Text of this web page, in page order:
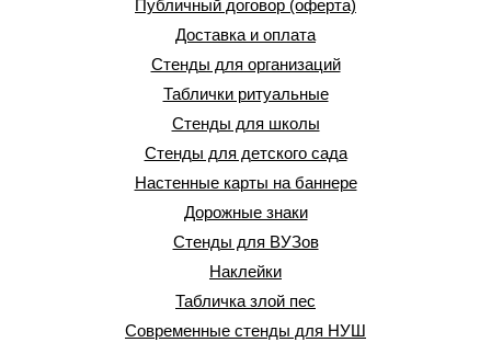
Публичный договор (оферта)
Доставка и оплата
Стенды для организаций
Таблички ритуальные
Стенды для школы
Стенды для детского сада
Настенные карты на баннере
Дорожные знаки
Стенды для ВУЗов
Наклейки
Табличка злой пес
Современные стенды для НУШ